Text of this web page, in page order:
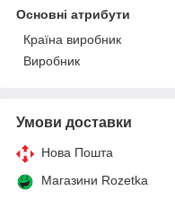
Основні атрибути
Країна виробник
Виробник
Умови доставки
Нова Пошта
Магазини Rozetka